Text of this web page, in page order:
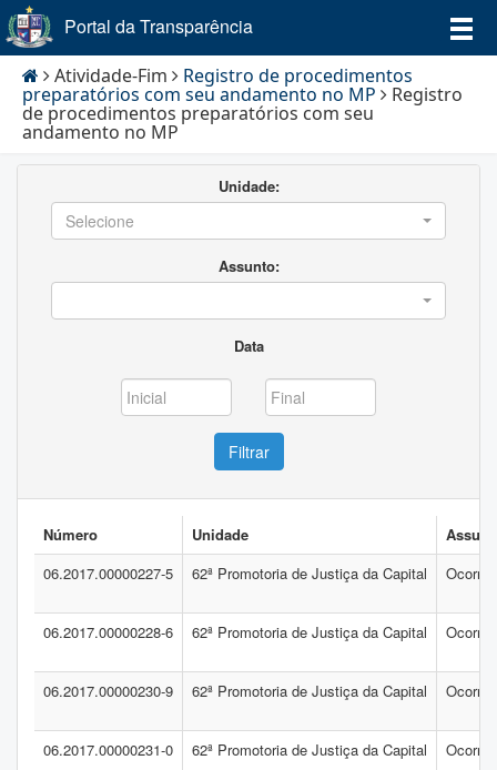
Portal da Transparência
Atividade-Fim Registro de procedimentos
preparatórios com seu andamento no MP Registro
de procedimentos preparatórios com seu
andamento no MP
Unidade:
Selecione
Assunto:
Data
Filtrar
Número Unidade
06.2017.00000227-5
62ª Promotoria de Justiça da Capital
06.2017.00000228-6 62ª Promotoria de Justiça da Capital
06.2017.00000230-9 62ª Promotoria de Justiça da Capital
06.2017.00000231-0 62ª Promotoria de Justiça da Capital